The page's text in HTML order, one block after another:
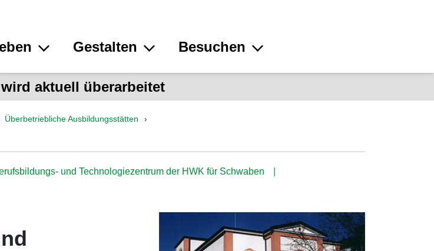
Gestalten Besuchen
aktuell überarbeitet
Überbetriebliche Ausbildungsstätten
und Technologiezentrum der HWK für Schwaben